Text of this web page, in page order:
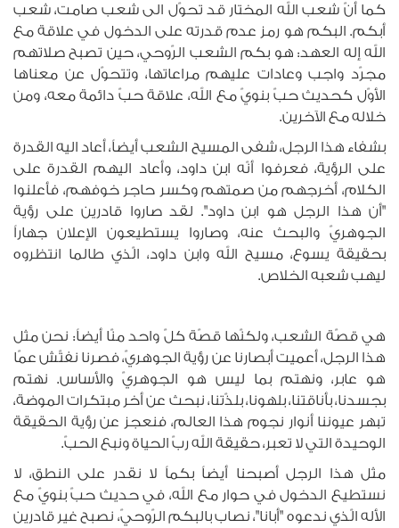
كما أنّ شعب الله المختار قد تحوّل الى شعب صامت، شعب
أبكم. البكم هو رمز عدم قدرته على الدخول في علاقة مع
الله إله العهد: هو بكم الشعب الرّوحي، حين تصبح صلاتهم
مجرّد واجب وعادات عليهم مراعاتها، وتتحوّل عن معناها
الأوّل كحديث حبّ بنويّ مع الله، علاقة حبّ دائمة معه، ومن
خلاله مع الآخرين.
بشفاء هذا الرجل، شفى المسيح الشعب أيضاً، أعاد اليه القدرة
على الرؤية، فعرفوا أنّه ابن داود، وأعاد اليهم القدرة على
الكلام، أخرجهم من صمتهم وكسر حاجر خوفهم، فأعلنوا
"أن هذا الرجل هو ابن داود". لقد صاروا قادرين على رؤية
الجوهريّ والبحث عنه، وصاروا يستطيعون الإعلان جهاراً
بحقيقة يسوع، مسيح الله وابن داود، الّذي طالما انتظروه
ليهب شعبه الخلاص.
هي قصّة الشعب، ولكنّها قصّة كلّ واحد منّا أيضاً: نحن مثل
هذا الرجل، أعميت أبصارنا عن رؤية الجوهريّ، فصرنا نفتّش عمّا
هو عابر، ونهتم بما ليس هو الجوهريّ والأساس. نهتم
بجسدنا، بأناقتنا، بلهونا، بلذّتنا، نبحث عن أخر مبتكرات الموضة،
تبهر عيوننا أنوار نجوم هذا العالم، فنعجز عن رؤية الحقيقة
الوحيدة التي لا تعبر، حقيقة الله ربّ الحياة ونبع الحبّ.
مثل هذا الرجل أصبحنا أيضاً بكماً لا نقدر على النطق، لا
نستطيع الدخول في حوار مع الله، في حديث حبّ بنويّ مع
الأله الّذي ندعوه "أبانا"، نصاب بالبكم الرّوحيّ، نصبح غير قادرين